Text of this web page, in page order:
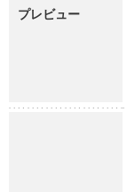
プレビュー